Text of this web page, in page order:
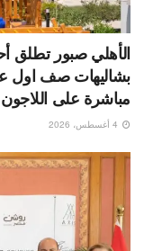
الأهلي صبور تطلق
بشاليهات صف اول
مباشرة على اللاجون